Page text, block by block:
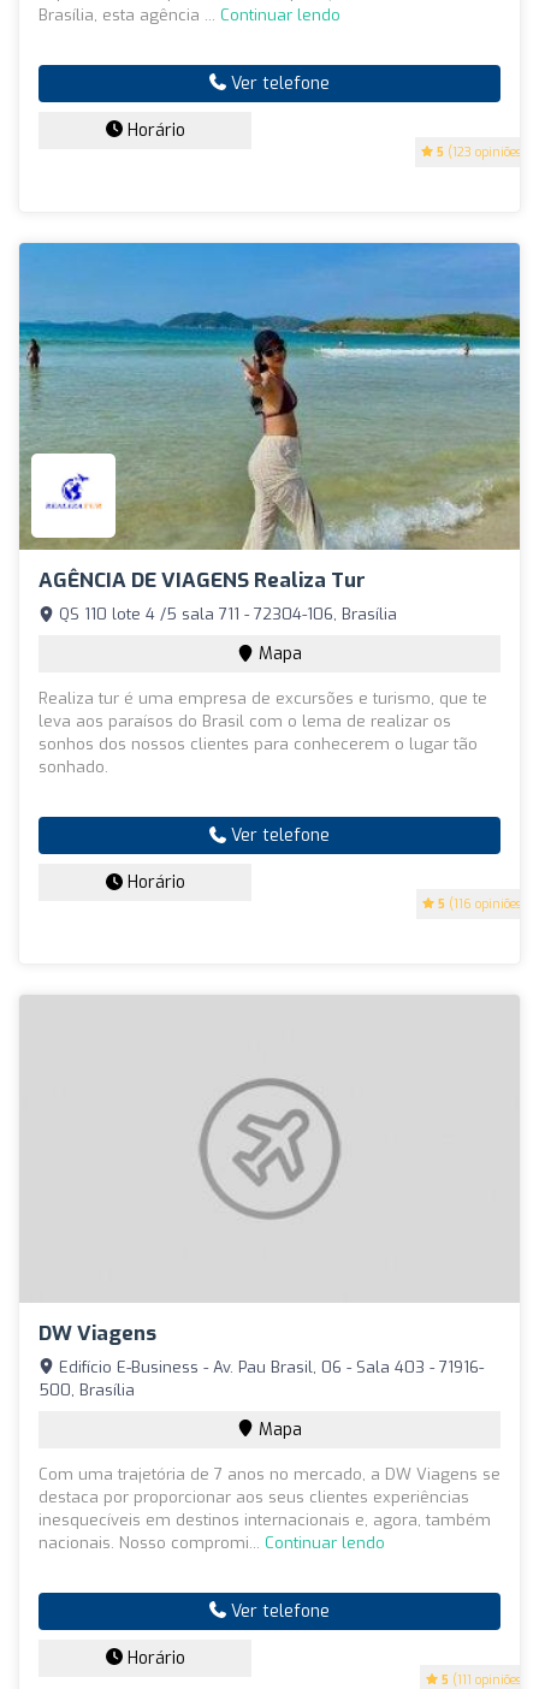
5 (123 opiniões)
Brasília, esta agência ... Continuar lendo
Ver telefone
Horário
AGÊNCIA DE VIAGENS Realiza Tur
5 (116 opiniões)
QS 110 lote 4 /5 sala 711 - 72304-106, Brasília
Mapa
Realiza tur é uma empresa de excursões e turismo, que te
leva aos paraísos do Brasil com o lema de realizar os
sonhos dos nossos clientes para conhecerem o lugar tão
sonhado.
Ver telefone
Horário
DW Viagens
5 (111 opiniões)
Edifício E-Business - Av. Pau Brasil, 06 - Sala 403 - 71916-
500, Brasília
Mapa
Com uma trajetória de 7 anos no mercado, a DW Viagens se
destaca por proporcionar aos seus clientes experiências
inesquecíveis em destinos internacionais e, agora, também
nacionais. Nosso compromi... Continuar lendo
Ver telefone
Horário